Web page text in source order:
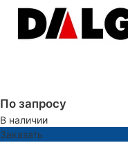
По запросу
В наличии
Заказать